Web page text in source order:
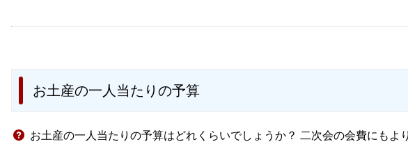
お土産の一人当たりの予算
お土産の一人当たりの予算はどれくらいでしょうか？ 二次会の会費にもよ